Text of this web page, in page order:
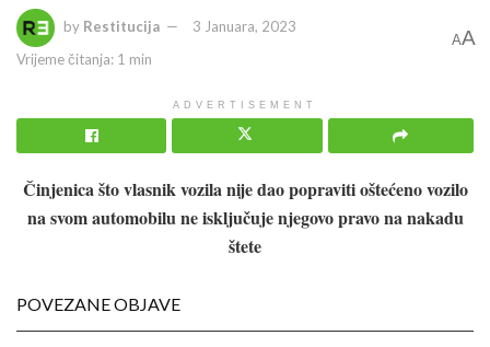
by Restitucija
3 Januara, 2023
Vrijeme čitanja: 1 min
AA
ADVERTISEMENT
Činjenica što vlasnik vozila nije dao popraviti oštećeno vozilo
na svom automobilu ne isključuje njegovo pravo na nakadu
štete
POVEZANE OBJAVE